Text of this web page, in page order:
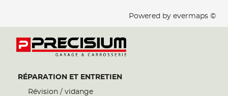
Powered by evermaps ©
RÉPARATION ET ENTRETIEN
Révision / vidange